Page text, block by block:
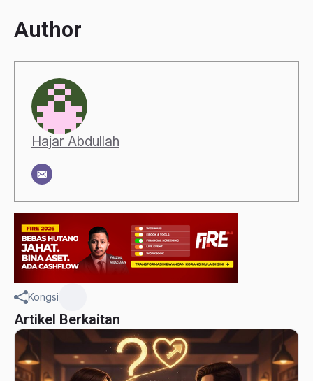
Author
Hajar Abdullah
Kongsi
Artikel Berkaitan